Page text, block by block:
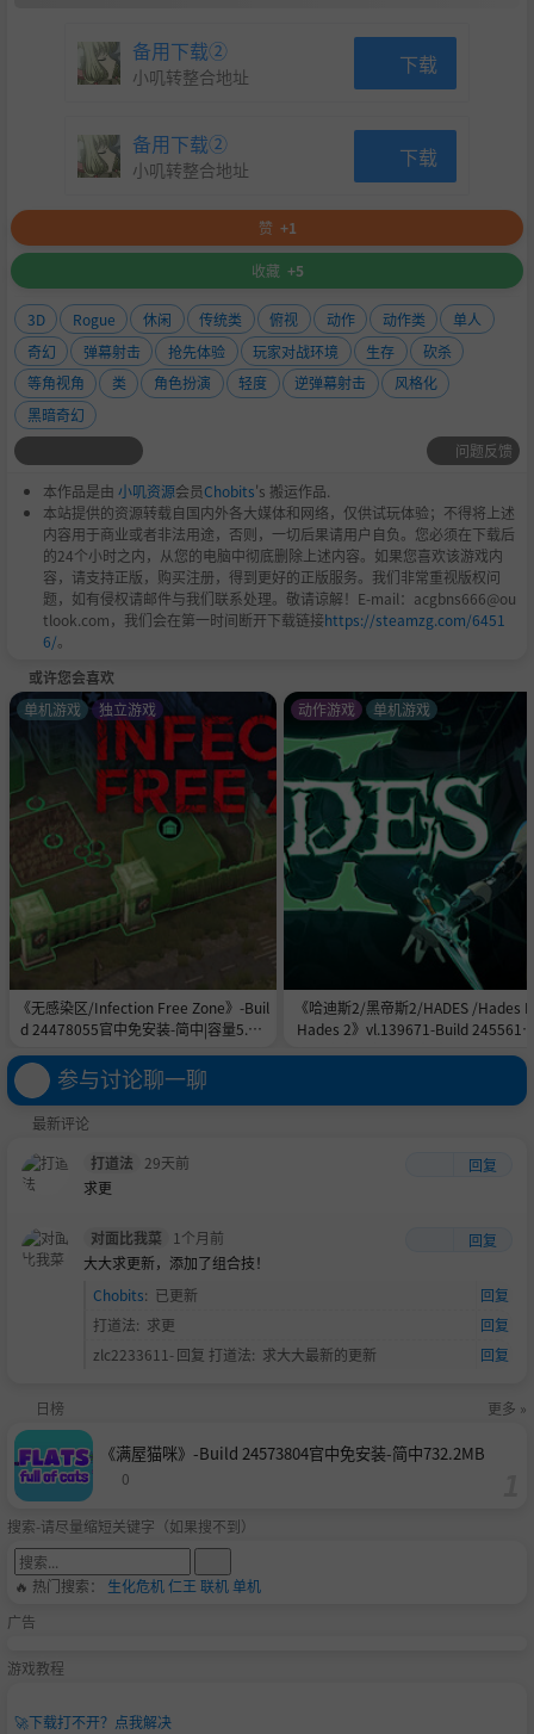
备用下载②
小叽转整合地址 下载
备用下载②
小叽转整合地址 下载
赞 +1
收藏 +5
3D Rogue 休闲 传统类 俯视 动作 动作类
单人
奇幻
弹幕射击 抢先体验 玩家对战环境 生存
砍杀
等角视角
类 角色扮演 轻度 逆弹幕射击
风格化
黑暗奇幻
问题反馈
本作品是由 小叽资源会员Chobits's 搬运作品.
本站提供的资源转载自国内外各大媒体和网络，仅供试玩体验；不得将上述
内容用于商业或者非法用途，否则，一切后果请用户自负。您必须在下载后
的24个小时之内，从您的电脑中彻底删除上述内容。如果您喜欢该游戏内
容，请支持正版，购买注册，得到更好的正版服务。我们非常重视版权问
题，如有侵权请邮件与我们联系处理。敬请谅解！E-mail：acgbns666@ou
tlook.com，我们会在第一时间断开下载链接https://steamzg.com/6451
6/。
或许您会喜欢
《无感染区/Infection Free Zone》-Buil
d 24478055官中免安装-简中|容量5.8G
B
单机游戏 独立游戏
《哈迪斯2/黑帝斯2/HADES /Hades
Hades 2》vl.139671-Build
官中免安装-简中|容量11.0GB
动作游戏 单机游戏
参与讨论聊一聊
最新评论
打道法
29天前
回复
求更
对面比我菜 1个月前
回复
大大求更新，添加了组合技！
Chobits: 已更新
回复
打道法: 求更
回复
zlc2233611-回复 打道法: 求大大最新的更新 回复
日榜 更多 »
《满屋猫咪》-Build 24573804官中免安装-简中732.2MB
0
搜索-请尽量缩短关键字（如果搜不到）
🔥 热门搜索： 生化危机仁王联机单机
广告
游戏教程
🚀下载打不开？点我解决